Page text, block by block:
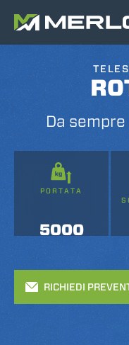
Da
PORTATA
5000
RICHIEDI